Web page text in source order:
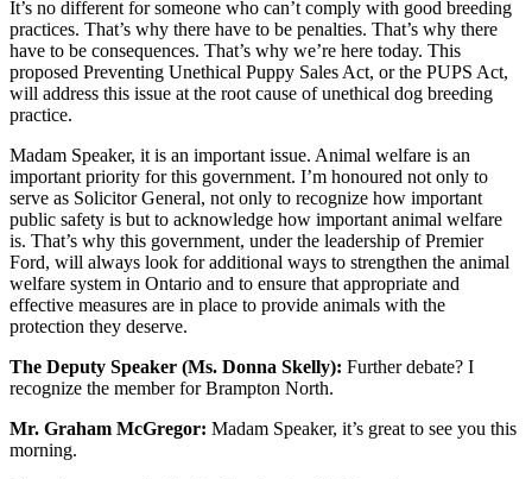
It’s no different for someone who can’t comply with good breeding
practices. That’s why there have to be penalties. That’s why there
have to be consequences. That’s why we’re here today. This
proposed Preventing Unethical Puppy Sales Act, or the PUPS Act,
will address this issue at the root cause of unethical dog breeding
practice.
Madam Speaker, it is an important issue. Animal welfare is an
important priority for this government. I’m honoured not only to
serve as Solicitor General, not only to recognize how important
public safety is but to acknowledge how important animal welfare
is. That’s why this government, under the leadership of Premier
Ford, will always look for additional ways to strengthen the animal
welfare system in Ontario and to ensure that appropriate and
effective measures are in place to provide animals with the
protection they deserve.
The Deputy Speaker (Ms. Donna Skelly): Further debate? I
recognize the member for Brampton North.
Mr. Graham McGregor: Madam Speaker, it’s great to see you this
morning.